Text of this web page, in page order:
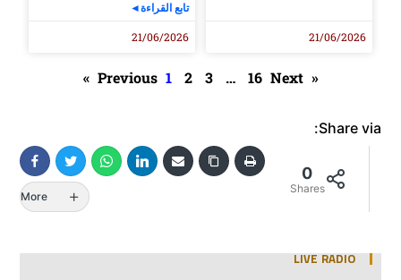
21/06/2026
تابع القراءة◄
21/06/2026
« Previous
1 2 3 … 16 Next »
Share via:
0
Shares
More
LIVE RADIO